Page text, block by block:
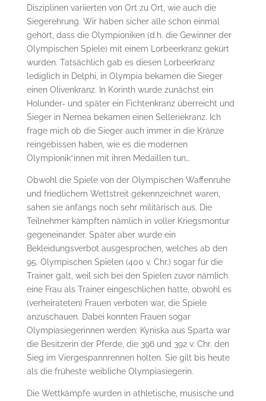
Disziplinen variierten von Ort zu Ort, wie auch die
Siegerehrung. Wir haben sicher alle schon einmal
gehört, dass die Olympioniken (d.h. die Gewinner der
Olympischen Spiele) mit einem Lorbeerkranz gekürt
wurden. Tatsächlich gab es diesen Lorbeerkranz
lediglich in Delphi, in Olympia bekamen die Sieger
einen Olivenkranz. In Korinth wurde zunächst ein
Holunder- und später ein Fichtenkranz überreicht und
Sieger in Nemea bekamen einen Selleriekranz. Ich
frage mich ob die Sieger auch immer in die Kränze
reingebissen haben, wie es die modernen
Olympionik*innen mit ihren Medaillen tun…
Obwohl die Spiele von der Olympischen Waffenruhe
und friedlichem Wettstreit gekennzeichnet waren,
sahen sie anfangs noch sehr militärisch aus. Die
Teilnehmer kämpften nämlich in voller Kriegsmontur
gegeneinander. Später aber wurde ein
Bekleidungsverbot ausgesprochen, welches ab den
95. Olympischen Spielen (400 v. Chr.) sogar für die
Trainer galt, weil sich bei den Spielen zuvor nämlich
eine Frau als Trainer eingeschlichen hatte, obwohl es
(verheirateten) Frauen verboten war, die Spiele
anzuschauen. Dabei konnten Frauen sogar
Olympiasiegerinnen werden: Kyniska aus Sparta war
die Besitzerin der Pferde, die 396 und 392 v. Chr. den
Sieg im Viergespannrennen holten. Sie gilt bis heute
als die früheste weibliche Olympiasiegerin.
Die Wettkämpfe wurden in athletische, musische und